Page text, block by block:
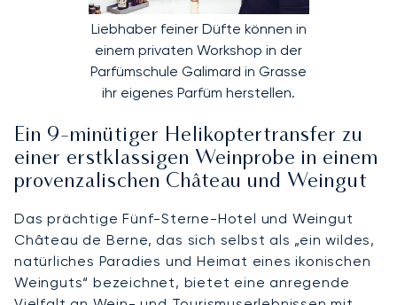
Liebhaber feiner Düfte können in
einem privaten Workshop in der
Parfümschule Galimard in Grasse
ihr eigenes Parfüm herstellen.
Ein 9-minütiger Helikoptertransfer zu
einer erstklassigen Weinprobe in einem
provenzalischen Château und Weingut
Das prächtige Fünf-Sterne-Hotel und Weingut
Château de Berne, das sich selbst als „ein wildes,
natürliches Paradies und Heimat eines ikonischen
Weinguts“ bezeichnet, bietet eine anregende